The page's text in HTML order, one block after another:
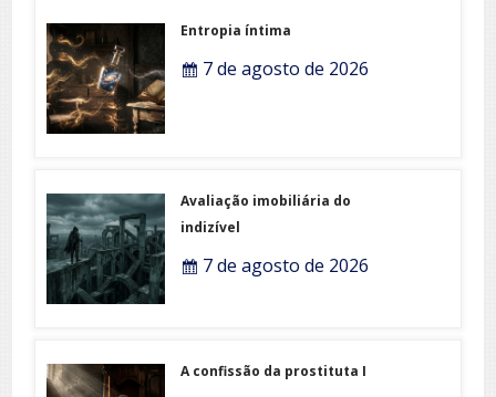
Entropia íntima
7 de agosto de 2026
Avaliação imobiliária do
indizível
7 de agosto de 2026
A confissão da prostituta I